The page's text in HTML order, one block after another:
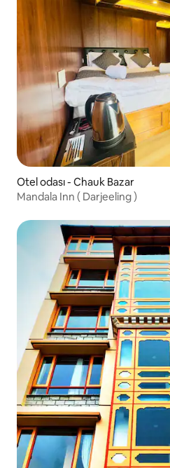
Otel odası - Chauk Bazar
Mandala Inn ( Darjeeling )